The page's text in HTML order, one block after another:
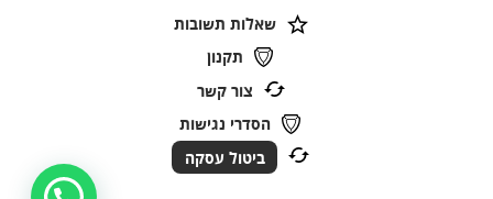
שאלות תשובות
תקנון
צור קשר
הסדרי נגישות
ביטול עסקה